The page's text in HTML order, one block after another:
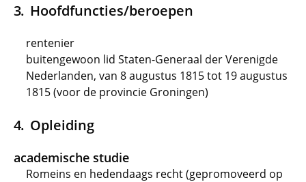
Hoofdfuncties/beroepen
rentenier
buitengewoon lid Staten-Generaal der Verenigde
Nederlanden, van 8 augustus 1815 tot 19 augustus
1815 (voor de provincie Groningen)
Opleiding
academische studie
Romeins en hedendaags recht (gepromoveerd op